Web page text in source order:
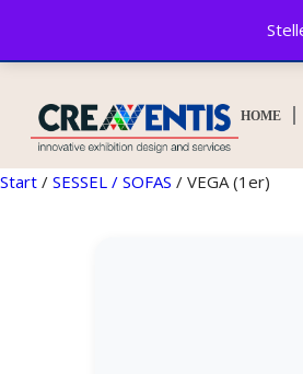
© CREAVENTIS GmbH&Co. KG 2025. All
HOME
Start / SESSEL / SOFAS / VEGA (1er)